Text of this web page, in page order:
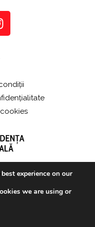
experience on our
we are using or